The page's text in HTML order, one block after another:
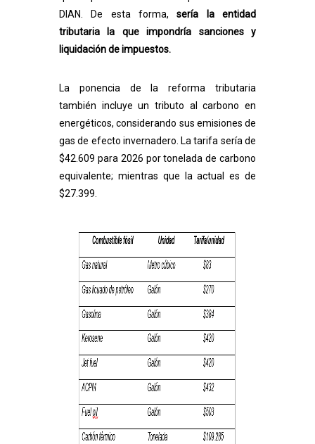
DIAN. De esta forma,sería la entidad
tributaria la que impondría sanciones y
liquidación de impuestos.
La ponencia de la reforma tributaria
también incluye un tributo al carbono en
energéticos, considerando sus emisiones de
gas de efecto invernadero. La tarifa sería de
$42.609 para 2026 por tonelada de carbono
equivalente; mientras que la actual es de
$27.399.